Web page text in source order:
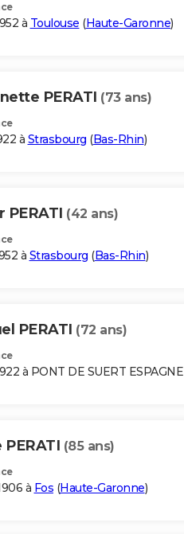
à Toulouse (Haute-Garonne)
PERATI (73 ans)
à Strasbourg (Bas-Rhin)
PERATI (42 ans)
à Strasbourg (Bas-Rhin)
PERATI (72 ans)
à PONT DE SUERT ESPAGNE
PERATI (85 ans)
à Fos (Haute-Garonne)